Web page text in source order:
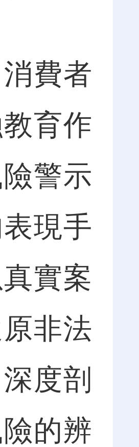
費者
育作
警示
現手
實案
非法
度剖
的辨